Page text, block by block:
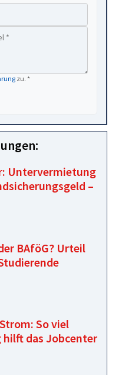
zu. *
Untervermietung
–
BAföG? Urteil
So viel
hilft das Jobcenter